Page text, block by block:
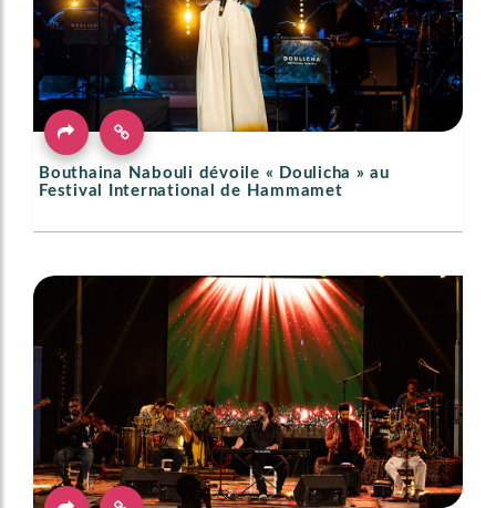
Bouthaina Nabouli dévoile « Doulicha » au
Festival International de Hammamet